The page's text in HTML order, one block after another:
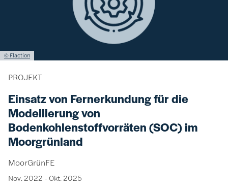
Lizenzinformationen einschließlich Urheberrecht
© Flaction
PROJEKT
Einsatz von Fernerkundung für die
Modellierung von
Bodenkohlenstoffvorräten (SOC) im
Moorgrünland
MoorGrünFE
Nov. 2022 - Okt. 2025